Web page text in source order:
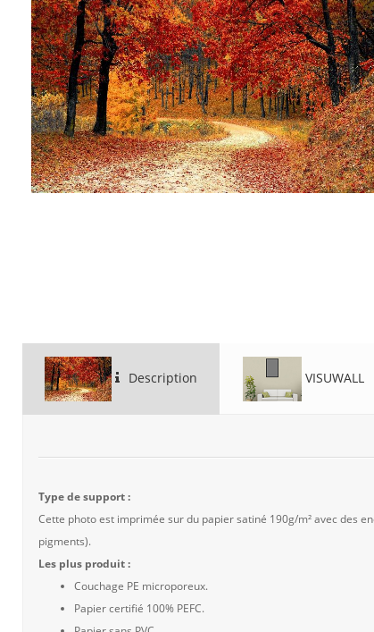
Description VISUWALL
Type de support :
Cette photo est imprimée sur du papier satiné 190g/m² avec des
pigments).
Les plus produit :
Couchage PE microporeux.
Papier certifié 100% PEFC.